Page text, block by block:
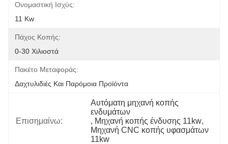
Ονομαστική Ισχύς:
11 Kw
Πάχος Κοπής:
0-30 Χιλιοστά
Πακέτο Μεταφοράς:
Δαχτυλιδιές Και Παρόμοια Προϊόντα
Επισημαίνω:
Αυτόματη μηχανή κοπής
ενδυμάτων
, Μηχανή κοπής ένδυσης 11kw,
Μηχανή CNC κοπής υφασμάτων
11kw